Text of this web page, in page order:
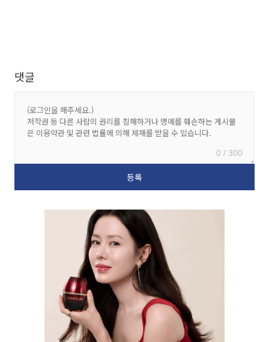
댓글
0 / 300